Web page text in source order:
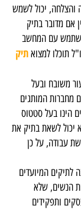
והצלחה, יכול לשמש
אם מדובר בתיק
עם המחשב
תוכלו למצואתיק
משובח ובעל
מחברות המותגים
הינו בעל סטטוס
יכול לשאת בתיק את
עבודה, על כן
לתיקים המיועדים
הנשים, שלא
ותפקידים